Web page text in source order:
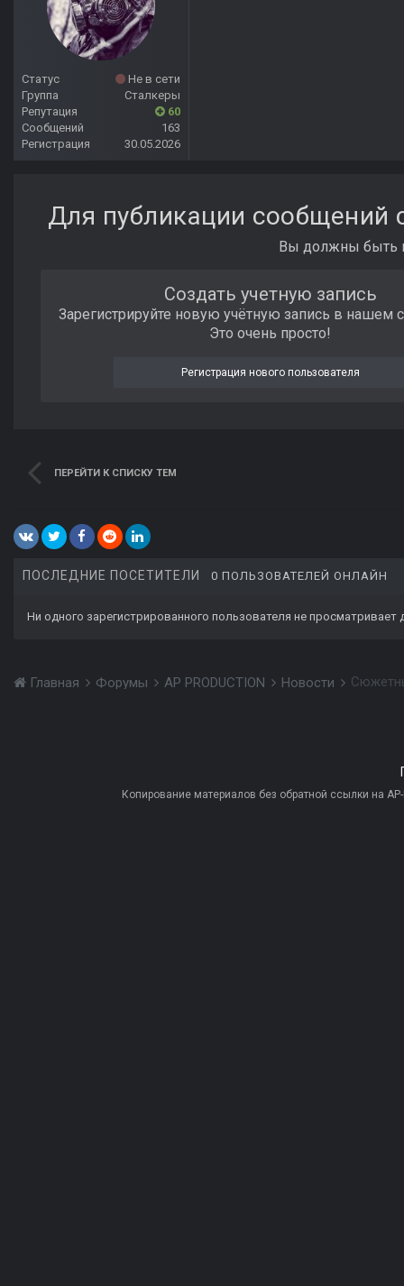
Статус
Не в сети
Группа
Сталкеры
Репутация
60
Сообщений
163
Регистрация
30.05.2026
Для публикации сообщений
Вы должны быть
Создать учетную запись
Зарегистрируйте новую учётную запись в нашем
Это очень просто!
Регистрация нового пользователя
ПЕРЕЙТИ К СПИСКУ ТЕМ
ПОСЛЕДНИЕ ПОСЕТИТЕЛИ 0 ПОЛЬЗОВАТЕЛЕЙ ОНЛАЙН
Ни одного зарегистрированного пользователя не просматривает
Главная Форумы AP PRODUCTION Новости
Копирование материалов без обратной ссылки на